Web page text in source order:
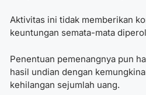
Aktivitas ini tidak memberikan
keuntungan semata-mata
Penentuan pemenangnya pun
hasil undian dengan
kehilangan sejumlah uang.